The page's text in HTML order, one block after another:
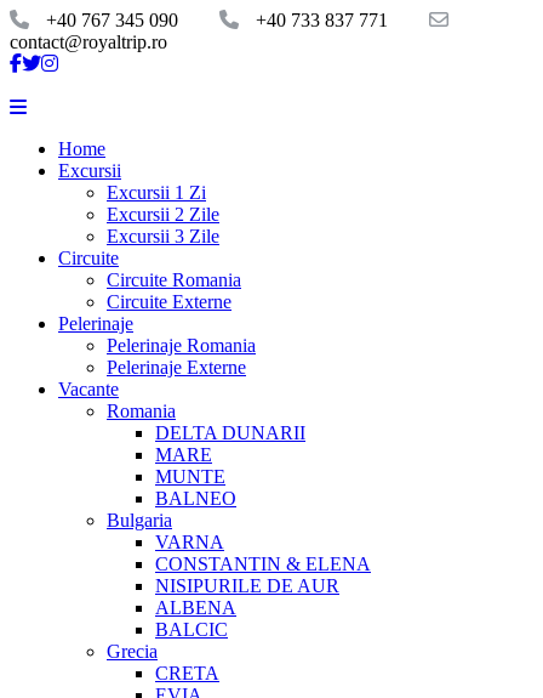
+40 767 345 090
+40 733 837 771
contact@royaltrip.ro
Home
Excursii
Excursii 1 Zi
Excursii 2 Zile
Excursii 3 Zile
Circuite
Circuite Romania
Circuite Externe
Pelerinaje
Pelerinaje Romania
Pelerinaje Externe
Vacante
Romania
DELTA DUNARII
MARE
MUNTE
BALNEO
Bulgaria
VARNA
CONSTANTIN & ELENA
NISIPURILE DE AUR
ALBENA
BALCIC
Grecia
CRETA